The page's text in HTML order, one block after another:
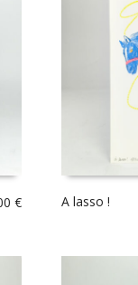
€ A lasso !